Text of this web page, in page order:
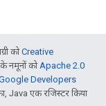
कोCreative
नमूनों कोApache 2.0
Developers
Java एक रजिस्टर किया